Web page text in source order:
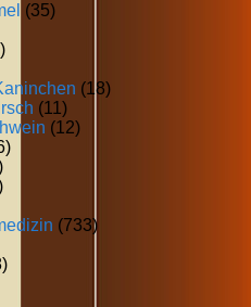
(35)
(18)
(11)
(12)
(733)